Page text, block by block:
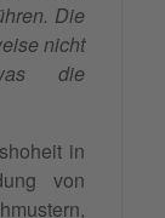
Die
nicht
die
in
von